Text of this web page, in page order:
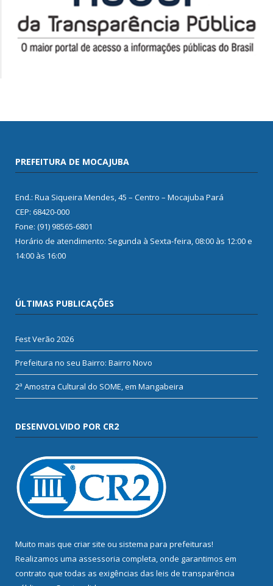
PREFEITURA DE MOCAJUBA
End.: Rua Siqueira Mendes, 45 – Centro – Mocajuba Pará
CEP: 68420-000
Fone: (91) 98565-6801
Horário de atendimento: Segunda à Sexta-feira, 08:00 às 12:00 e
14:00 às 16:00
ÚLTIMAS PUBLICAÇÕES
Fest Verão 2026
Prefeitura no seu Bairro: Bairro Novo
2ª Amostra Cultural do SOME, em Mangabeira
DESENVOLVIDO POR CR2
Muito mais que criar site ou sistema para prefeituras!
Realizamos uma assessoria completa, onde garantimos em
contrato que todas as exigências das leis de transparência